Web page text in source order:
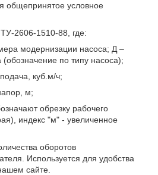
общепринятое условное
2606-1510-88, где:
модернизации насоса; Д –
(обозначение по типу насоса);
куб.м/ч;
м;
обрезку рабочего
индекс "м" - увеличенное
оборотов
Используется для удобства
сайте.